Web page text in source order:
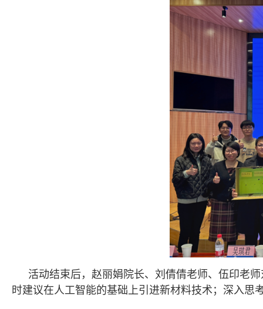
活动结束后，赵丽娟院长、刘倩倩老师、伍印老
时建议在人工智能的基础上引进新材料技术；深入思